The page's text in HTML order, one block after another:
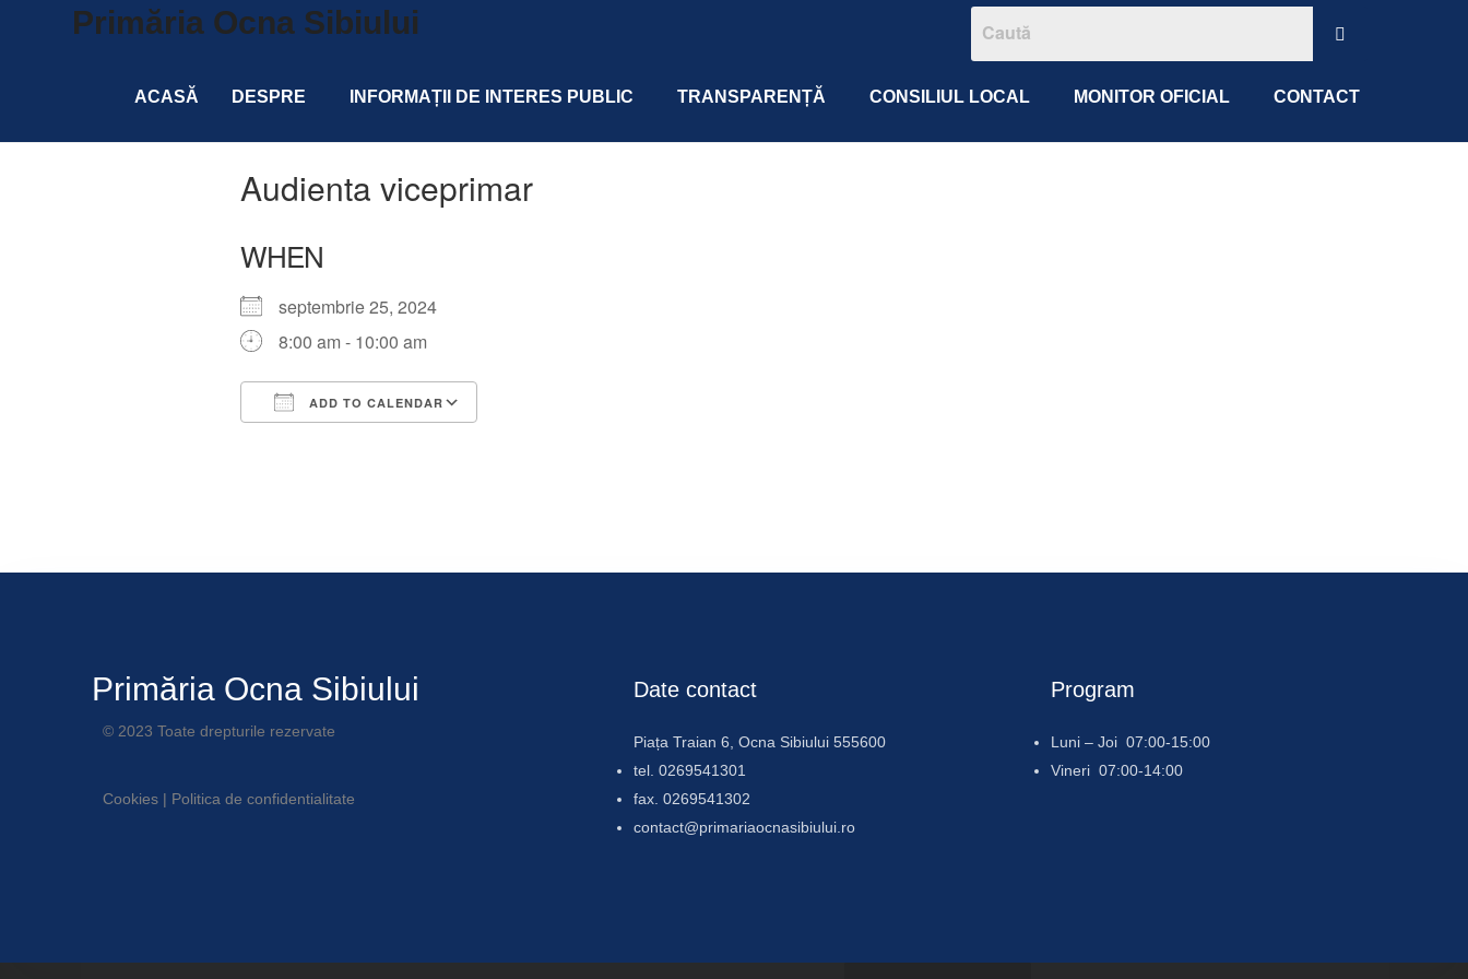
Primăria Ocna Sibiului
ACASĂ DESPRE INFORMAȚII DE INTERES PUBLIC TRANSPARENȚĂ CONSILIUL LOCAL MONITOR OFICIAL CONTACT
Audienta viceprimar
WHEN
septembrie 25, 2024
8:00 am - 10:00 am
ADD TO CALENDAR
Primăria Ocna Sibiului
© 2023 Toate drepturile rezervate
Cookies| Politica de confidentialitate
Date contact
Piața Traian 6, Ocna Sibiului 555600
tel. 0269541301
fax. 0269541302
contact@primariaocnasibiului.ro
Program
Luni – Joi 07:00-15:00
Vineri 07:00-14:00